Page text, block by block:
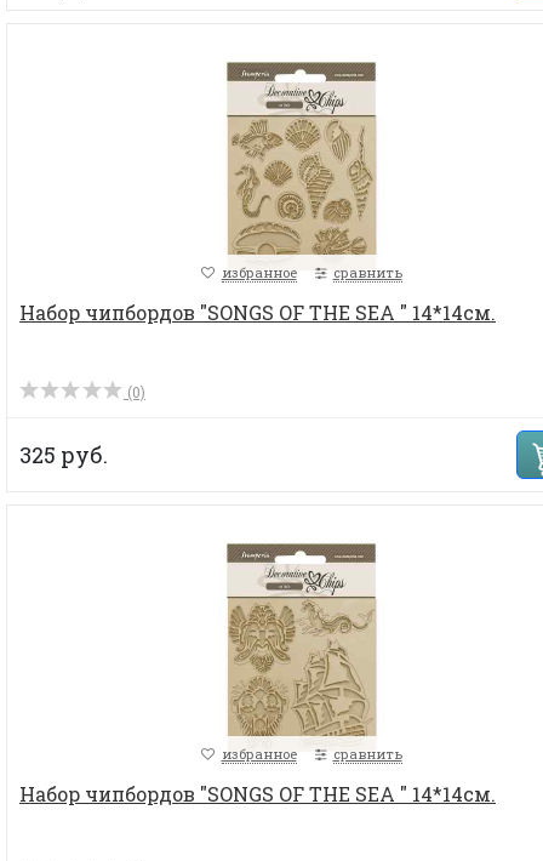
избранное сравнить
Набор чипбордов "SONGS OF THE SEA " 14*14см.
(0)
325 руб.
избранное сравнить
Набор чипбордов "SONGS OF THE SEA " 14*14см.